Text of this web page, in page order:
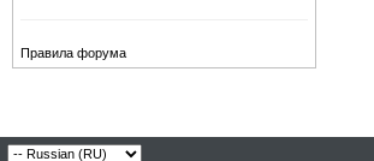
Правила форума